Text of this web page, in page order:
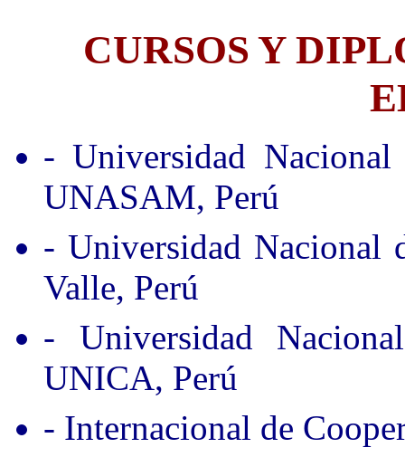
CURSOS Y
- Universidad
UNASAM, Perú
- Universidad Nacional
Valle, Perú
- Universidad
UNICA, Perú
- Internacional de